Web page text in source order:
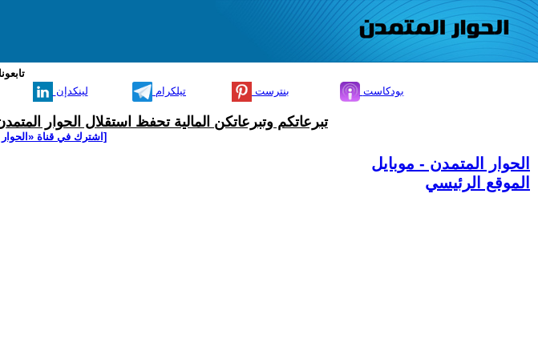
لينكدإن تيلكرام بنترست بودكاست
تبرعاتكم وتبرعاتكن المالية تحفظ استقلال الحوار
[اشترك في قناة
الحوار المتمدن - موبايل
الموقع الرئيسي